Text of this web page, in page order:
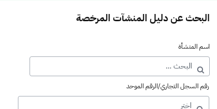
البحث عن دليل المنشآت المرخصة
اسم المنشأة
رقم السجل التجاري/الرقم الموحد